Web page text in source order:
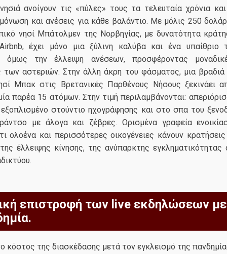
ανοίγουν τις «πύλες» τους τα τελευταία χρόνια
και ανέσεις για κάθε βαλάντιο. Με μόλις 250
νησί Mπάτολμεν της Νορβηγίας, με δυνατότητα
έχει μόνο μια ξύλινη καλύβα και ένα υπαίθριο
όμως την έλλειψη ανέσεων, προσφέροντας
των αστεριών. Στην άλλη άκρη του φάσματος, μια
Μπακ στις Βρετανικές Παρθένους Νήσους ξεκινάει
παρέα 15 ατόμων. Στην τιμή περιλαμβάνονται:
στούντιο ηχογράφησης και στο σπα του
με άλογα και ζέβρες. Ορισμένα γραφεία
ολοένα και περισσότερες οικογένειες κάνουν κρατήσεις
έλλειψης κίνησης, της ανύπαρκτης εγκληματικότητας
επιστροφή των live εκδηλώσεων
κόστος της διασκέδασης μετά τον εγκλεισμό της